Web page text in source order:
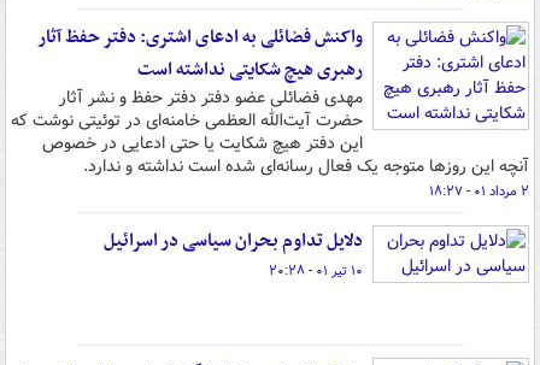
واکنش فضائلی به ادعای اشتری: دفتر حفظ آثار
رهبری هیچ شکایتی نداشته است
مهدی فضائلی عضو دفتر دفتر حفظ و نشر آثار
حضرت آیت‌الله العظمی خامنه‌ای در توئیتی نوشت که
این دفتر هیچ شکایت یا حتی ادعایی در خصوص
آنچه این روزها متوجه یک فعال رسانه‌ای شده است نداشته و ندارد.
۲ مرداد ۰۱ - ۱۸:۲۷
دلایل تداوم ‎بحران سیاسی در اسرائیل
۱۰ تیر ۰۱ - ۲۰:۲۸